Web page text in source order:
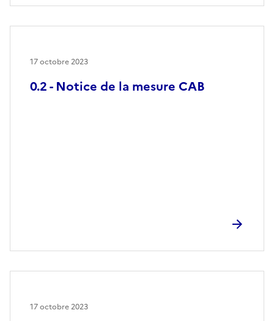
0.2 - Notice de la mesure CAB
17 octobre 2023
17 octobre 2023